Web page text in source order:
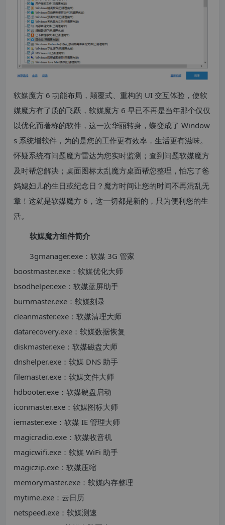
软媒魔方 6 功能布局，颠覆式、重构的 UI 交互体验，使软
媒魔方有了质的飞跃，软媒魔方 6 早已不再是当年那个仅仅
以优化而著称的软件，这一次华丽转身，蝶变成了 Window
s 系统增软件，为的是您的工作更有效率，生活更有滋味。
怀疑系统有问题魔方雷达为您实时监测；查到问题软媒魔方
及时帮您解决；桌面图标太乱魔方桌面帮您整理，怕忘了爸
妈媳妇儿的生日或纪念日？魔方时间让您的时间不再混乱无
章！这就是软媒魔方 6，这一切都是新的，只为便利您的生
活。
软媒魔方组件简介
3gmanager.exe：软媒 3G 管家
boostmaster.exe：软媒优化大师
bsodhelper.exe：软媒蓝屏助手
burnmaster.exe：软媒刻录
cleanmaster.exe：软媒清理大师
datarecovery.exe：软媒数据恢复
diskmaster.exe：软媒磁盘大师
dnshelper.exe：软媒 DNS 助手
filemaster.exe：软媒文件大师
hdbooter.exe：软媒硬盘启动
iconmaster.exe：软媒图标大师
iemaster.exe：软媒 IE 管理大师
magicradio.exe：软媒收音机
magicwifi.exe：软媒 WiFi 助手
magiczip.exe：软媒压缩
memorymaster.exe：软媒内存整理
mytime.exe：云日历
netspeed.exe：软媒测速